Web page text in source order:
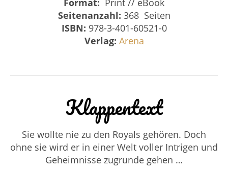
Seitenanzahl: 368 Seiten
ISBN: 978-3-401-60521-0
Verlag: Arena
Klappentext
Sie wollte nie zu den Royals gehören. Doch
ohne sie wird er in einer Welt voller Intrigen und
Geheimnisse zugrunde gehen …